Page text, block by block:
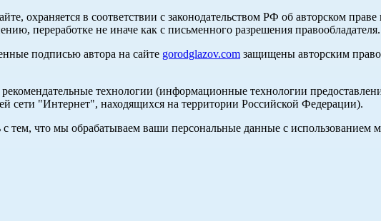
охраняется в соответствии с законодательством РФ об авторском
переработке не иначе как с письменного разрешения правообладателя.
подписью автора на сайте gorodglazov.com защищены авторским
технологии (информационные технологии
сети "Интернет", находящихся на территории Российской Федерации).
тем, что мы обрабатываем ваши персональные данные с использованием